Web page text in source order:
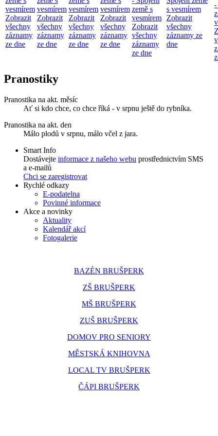
vesmírem
Zobrazit
všechny
záznamy
ze dne
vesmírem
Zobrazit
všechny
záznamy
ze dne
vesmírem
Zobrazit
všechny
záznamy
ze dne
vesmírem
Zobrazit
všechny
záznamy
ze dne
země s
vesmírem
Zobrazit
všechny
záznamy
ze dne
s vesmírem
Zobrazit
všechny
záznamy ze
dne
-
Pranostiky
Pranostika na akt. měsíc
Ať si kdo chce, co chce říká - v srpnu ještě do rybníka.
Pranostika na akt. den
Málo plodů v srpnu, málo včel z jara.
Smart Info
Dostávejte informace z našeho webu prostřednictvím SMS
a e-mailů
Chci se zaregistrovat
Rychlé odkazy
E-podatelna
Povinné informace
Akce a novinky
Aktuality
Kalendář akcí
Fotogalerie
BAZÉN BRUŠPERK
ZŠ BRUŠPERK
MŠ BRUŠPERK
ZUŠ BRUŠPERK
DOMOV PRO SENIORY
MĚSTSKÁ KNIHOVNA
LOCAL TV BRUŠPERK
ČÁPI BRUŠPERK